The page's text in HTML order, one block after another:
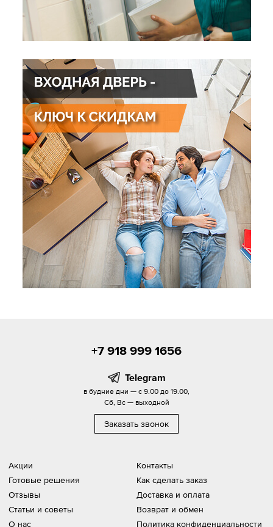
Акции
Готовые решения
Отзывы
Статьи и советы
О нас
Контакты
Как сделать заказ
Доставка и оплата
Возврат и обмен
Политика конфиденциальности
+7 918 999 1656
Telegram
в будние дни — с 9.00 до 19.00,
Сб, Вс — выходной
Заказать звонок